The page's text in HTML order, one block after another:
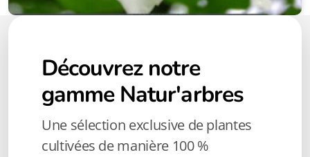
Découvrez notre
gamme Natur'arbres
Une sélection exclusive de plantes
cultivées de manière 100 %